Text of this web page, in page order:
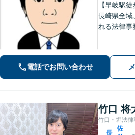
【早岐駅
長崎県全域
れる法律事
います。
が肝要です
電話でお問い合わせ
竹口 将
竹口・堀法律
長
佐